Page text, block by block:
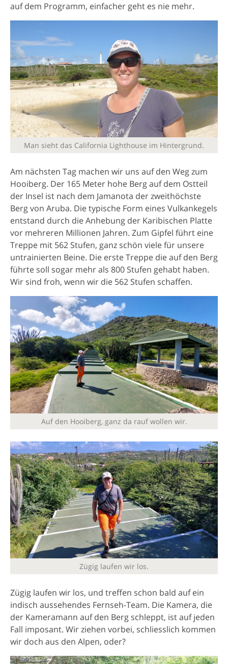
auf dem Programm, einfacher geht es nie mehr.
Man sieht das California Lighthouse im Hintergrund.
Am nächsten Tag machen wir uns auf den Weg zum
Hooiberg. Der 165 Meter hohe Berg auf dem Ostteil
der Insel ist nach dem Jamanota der zweithöchste
Berg von Aruba. Die typische Form eines Vulkankegels
entstand durch die Anhebung der Karibischen Platte
vor mehreren Millionen Jahren. Zum Gipfel führt eine
Treppe mit 562 Stufen, ganz schön viele für unsere
untrainierten Beine. Die erste Treppe die auf den Berg
führte soll sogar mehr als 800 Stufen gehabt haben.
Wir sind froh, wenn wir die 562 Stufen schaffen.
Auf den Hooiberg, ganz da rauf wollen wir.
Zügig laufen wir los.
Zügig laufen wir los, und treffen schon bald auf ein
indisch aussehendes Fernseh-Team. Die Kamera, die
der Kameramann auf den Berg schleppt, ist auf jeden
Fall imposant. Wir ziehen vorbei, schliesslich kommen
wir doch aus den Alpen, oder?